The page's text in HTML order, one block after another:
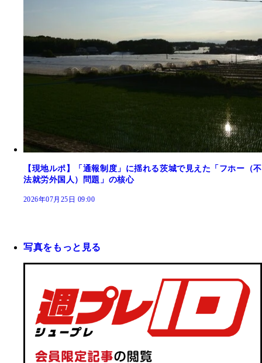
【現地ルポ】「通報制度」に揺れる茨城で見えた「フホー（不
法就労外国人）問題」の核心
2026年07月25日 09:00
写真をもっと見る